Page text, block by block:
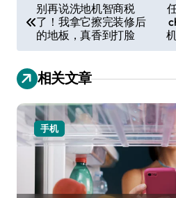
章
导
航
别再说洗地机智商税
了！我拿它擦完装修后
的地板，真香到打脸
相关文章
手机